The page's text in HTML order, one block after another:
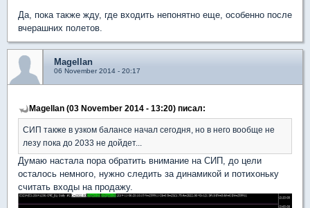
Да, пока также жду, где входить непонятно еще, особенно после
вчерашних полетов.
Magellan
06 November 2014 - 20:17
Magellan (03 November 2014 - 13:20) писал:
СИП также в узком балансе начал сегодня, но в него вообще не
лезу пока до 2033 не дойдет...
Думаю настала пора обратить внимание на СИП, до цели
осталось немного, нужно следить за динамикой и потихоньку
считать входы на продажу.